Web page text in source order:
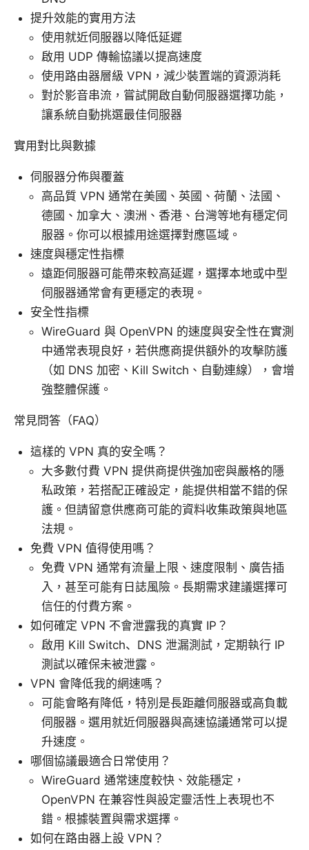
提升效能的實用方法
使用就近伺服器以降低延遲
啟用 UDP 傳輸協議以提高速度
使用路由器層級 VPN，減少裝置端的資源消耗
對於影音串流，嘗試開啟自動伺服器選擇功能，
讓系統自動挑選最佳伺服器
實用對比與數據
伺服器分佈與覆蓋
高品質 VPN 通常在美國、英國、荷蘭、法國、
德國、加拿大、澳洲、香港、台灣等地有穩定伺
服器。你可以根據用途選擇對應區域。
速度與穩定性指標
遠距伺服器可能帶來較高延遲，選擇本地或中型
伺服器通常會有更穩定的表現。
安全性指標
WireGuard 與 OpenVPN 的速度與安全性在實測
中通常表現良好，若供應商提供額外的攻擊防護
（如 DNS 加密、Kill Switch、自動連線），會增
強整體保護。
常見問答（FAQ）
這樣的 VPN 真的安全嗎？
大多數付費 VPN 提供商提供強加密與嚴格的隱
私政策，若搭配正確設定，能提供相當不錯的保
護。但請留意供應商可能的資料收集政策與地區
法規。
免費 VPN 值得使用嗎？
免費 VPN 通常有流量上限、速度限制、廣告插
入，甚至可能有日誌風險。長期需求建議選擇可
信任的付費方案。
如何確定 VPN 不會泄露我的真實 IP？
啟用 Kill Switch、DNS 泄漏測試，定期執行 IP
測試以確保未被泄露。
VPN 會降低我的網速嗎？
可能會略有降低，特別是長距離伺服器或高負載
伺服器。選用就近伺服器與高速協議通常可以提
升速度。
哪個協議最適合日常使用？
WireGuard 通常速度較快、效能穩定，
OpenVPN 在兼容性與設定靈活性上表現也不
錯。根據裝置與需求選擇。
如何在路由器上設 VPN？